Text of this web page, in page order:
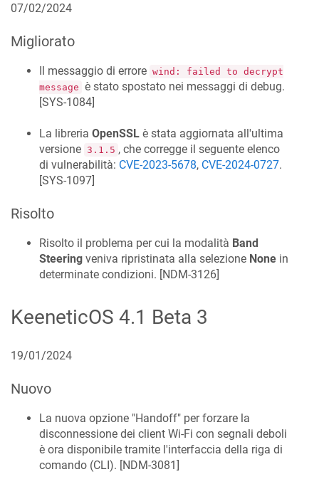
07/02/2024
Migliorato
Il messaggio di errore wind: failed to decrypt
message è stato spostato nei messaggi di debug.
[SYS-1084]
La libreria OpenSSL è stata aggiornata all'ultima
versione 3.1.5 , che corregge il seguente elenco
di vulnerabilità: CVE-2023-5678, CVE-2024-0727.
[SYS-1097]
Risolto
Risolto il problema per cui la modalità Band
Steering veniva ripristinata alla selezione None in
determinate condizioni. [NDM-3126]
KeeneticOS 4.1 Beta 3
19/01/2024
Nuovo
La nuova opzione "Handoff" per forzare la
disconnessione dei client Wi-Fi con segnali deboli
è ora disponibile tramite l'interfaccia della riga di
comando (CLI). [NDM-3081]